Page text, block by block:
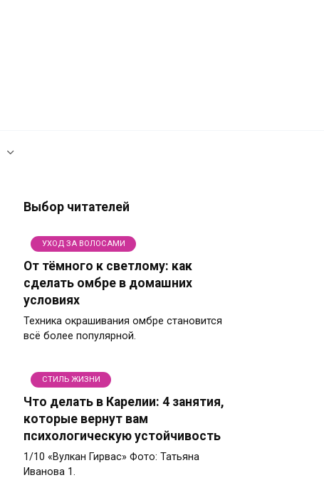
Выбор читателей
УХОД ЗА ВОЛОСАМИ
От тёмного к светлому: как
сделать омбре в домашних
условиях
Техника окрашивания омбре становится
всё более популярной.
СТИЛЬ ЖИЗНИ
Что делать в Карелии: 4 занятия,
которые вернут вам
психологическую устойчивость
1/10 «Вулкан Гирвас» Фото: Татьяна
Иванова 1.